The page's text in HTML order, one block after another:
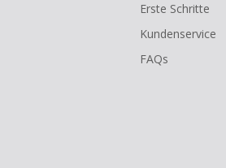
Erste Schritte
Kundenservice
FAQs